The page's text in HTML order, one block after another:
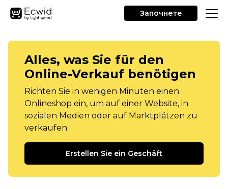
Започнете
Alles, was Sie für den
Online-Verkauf benötigen
Richten Sie in wenigen Minuten einen
Onlineshop ein, um auf einer Website, in
sozialen Medien oder auf Marktplätzen zu
verkaufen.
Erstellen Sie ein Geschäft